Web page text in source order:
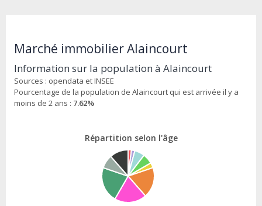
Marché immobilier Alaincourt
Information sur la population à Alaincourt
Sources : opendata et INSEE
Pourcentage de la population de Alaincourt qui est arrivée il y a
moins de 2 ans : 7.62%
Répartition selon l'âge